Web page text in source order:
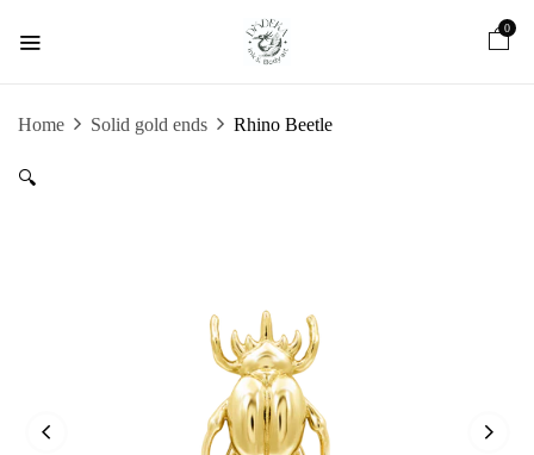
0
Home Solid gold ends Rhino Beetle
🔍